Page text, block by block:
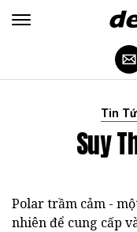
Tin
Suy
Polar trầm cảm -
nhiên để cung cấp